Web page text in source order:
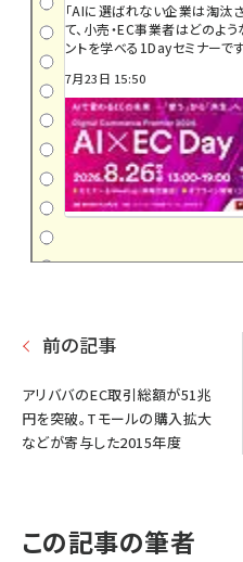
「AIに選ばれない企業は淘汰さ
て、小売・EC事業者はどのよ
ントを学べる1Dayセミナーで
7月23日 15:50
前の記事
アリババのEC取引総額が51兆
円を突破。Tモールの購入拡大
などが寄与した2015年度
この記事の筆者